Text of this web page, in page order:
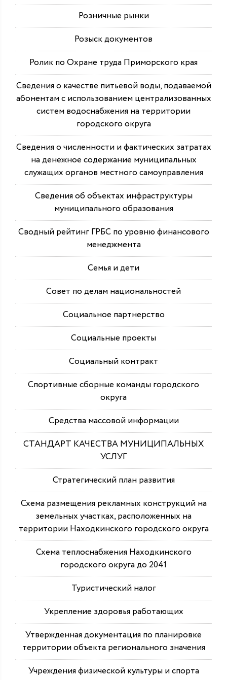
Розничные рынки
Розыск документов
Ролик по Охране труда Приморского края
Сведения о качестве питьевой воды, подаваемой
абонентам с использованием централизованных
систем водоснабжения на территории
городского округа
Сведения о численности и фактических затратах
на денежное содержание муниципальных
служащих органов местного самоуправления
Сведения об объектах инфраструктуры
муниципального образования
Сводный рейтинг ГРБС по уровню финансового
менеджмента
Семья и дети
Совет по делам национальностей
Социальное партнерство
Социальные проекты
Социальный контракт
Спортивные сборные команды городского
округа
Средства массовой информации
СТАНДАРТ КАЧЕСТВА МУНИЦИПАЛЬНЫХ
УСЛУГ
Стратегический план развития
Схема размещения рекламных конструкций на
земельных участках, расположенных на
территории Находкинского городского округа
Схема теплоснабжения Находкинского
городского округа до 2041
Туристический налог
Укрепление здоровья работающих
Утвержденная документация по планировке
территории объекта регионального значения
Учреждения физической культуры и спорта